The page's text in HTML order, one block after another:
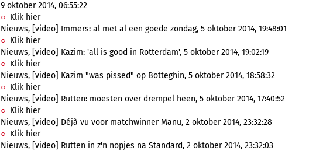
9 oktober 2014, 06:55:22
Klik hier
Nieuws, [video] Immers: al met al een goede zondag, 5 oktober 2014, 19:48:01
Klik hier
Nieuws, [video] Kazim: 'all is good in Rotterdam', 5 oktober 2014, 19:02:19
Klik hier
Nieuws, [video] Kazim "was pissed" op Botteghin, 5 oktober 2014, 18:58:32
Klik hier
Nieuws, [video] Rutten: moesten over drempel heen, 5 oktober 2014, 17:40:52
Klik hier
Nieuws, [video] Déjà vu voor matchwinner Manu, 2 oktober 2014, 23:32:28
Klik hier
Nieuws, [video] Rutten in z'n nopjes na Standard, 2 oktober 2014, 23:32:03